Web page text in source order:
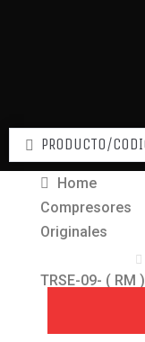
Home
Compresores
Originales
TRSE-09- ( RM )